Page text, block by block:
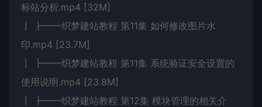
标站分析.mp4 [32M]
┃ ┣━━织梦建站教程 第11集 如何修改图片水
印.mp4 [23.7M]
┃ ┣━━织梦建站教程 第11集 系统验证安全设置的
使用说明.mp4 [23.8M]
┃ ┣━━织梦建站教程 第12集 模块管理的相关介